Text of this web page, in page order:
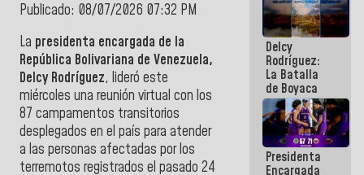
Publicado: 08/07/2026 07:32 PM
La presidenta encargada de la
República Bolivariana de Venezuela,
Delcy Rodríguez, lideró este
miércoles una reunión virtual con los
87 campamentos transitorios
desplegados en el país para atender
a las personas afectadas por los
terremotos registrados el pasado 24
con subsidio
a Juntas de
Condominio
Delcy
Rodríguez:
La Batalla
de Boyaca
representa
un capítulo
decisivo en
la gesta
emancipadora
Presidenta
Encargada